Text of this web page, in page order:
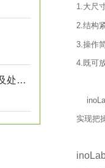
wika压力表测量精度的影响因素及处理方法分析
1.大尺
2.结构
3.操作
4.既可
实现把